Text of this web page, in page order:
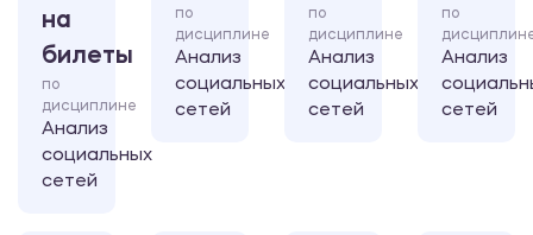
на
билеты
по
дисциплине
Анализ
социальных
сетей
по
дисциплине
Анализ
социальных
сетей
по
дисциплине
Анализ
социальных
сетей
по
Анализ
сетей